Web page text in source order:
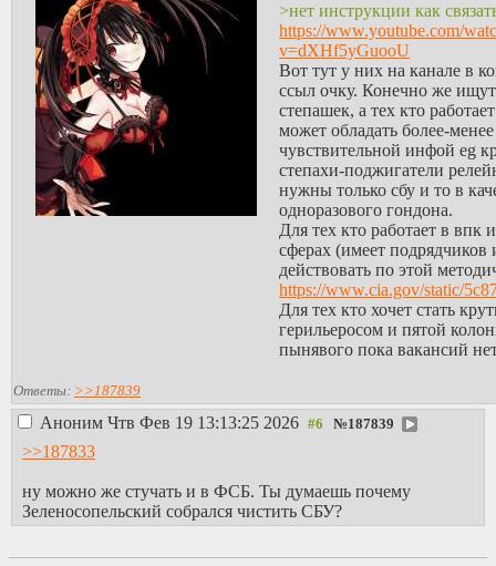
>нет инструкции как
https://www.youtube.com/
v=dXHf5yGuooU
Вот тут у них на канале в
ссыл очку. Конечно же
степашек, а тех кто
может обладать более-менее
чувствительной инфой eg
степахи-поджигатели
нужны только сбу и то в
одноразового гондона.
Для тех кто работает в впк
сферах (имеет подрядчиков
действовать по этой
https://www.cia.gov/static/
Для тех кто хочет стать
герильеросом и пятой
пынявого пока вакансий
Ответы: >>187839
Аноним Чтв Фев 19 13:13:25 2026 №187839
>>187833
ну можно же стучать и в ФСБ. Ты думаешь почему
Зеленосопельский собрался чистить СБУ?